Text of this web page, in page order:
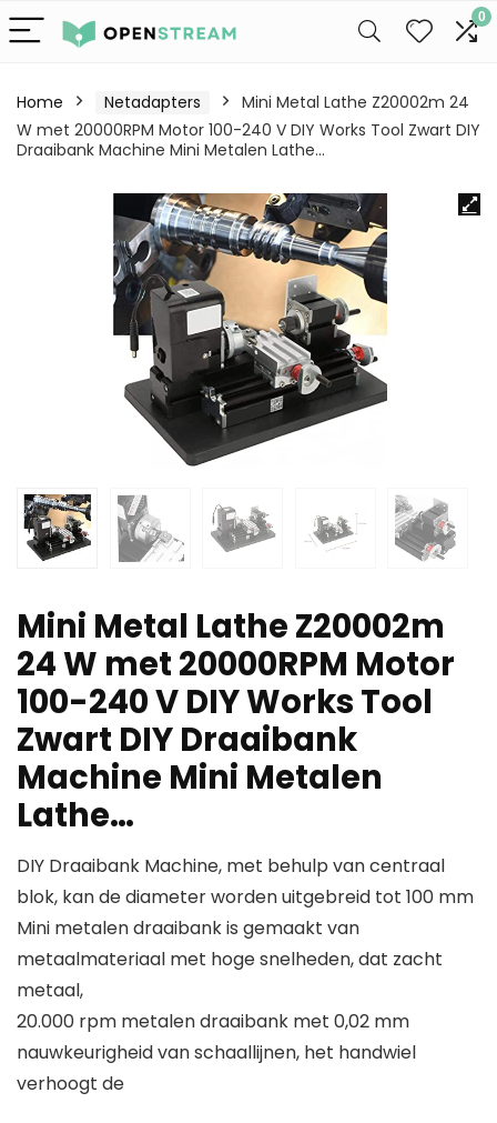
0
Home Netadapters
Mini Metal Lathe Z20002m 24
W met 20000RPM Motor 100-240 V DIY Works Tool Zwart DIY
Draaibank Machine Mini Metalen Lathe…
Mini Metal Lathe Z20002m
24 W met 20000RPM Motor
100-240 V DIY Works Tool
Zwart DIY Draaibank
Machine Mini Metalen
Lathe…
DIY Draaibank Machine, met behulp van centraal
blok, kan de diameter worden uitgebreid tot 100 mm
Mini metalen draaibank is gemaakt van
metaalmateriaal met hoge snelheden, dat zacht
metaal,
20.000 rpm metalen draaibank met 0,02 mm
nauwkeurigheid van schaallijnen, het handwiel
verhoogt de